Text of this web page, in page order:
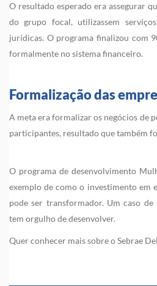
O resultado esperado era assegurar
do grupo focal, utilizassem
jurídicas. O programa finalizou com
formalmente no sistema financeiro.
Formalização das
A meta era formalizar os negócios de
participantes, resultado que também
O programa de desenvolvimento
exemplo de como o investimento em
pode ser transformador. Um caso de
tem orgulho de desenvolver.
Quer conhecer mais sobre o Sebrae